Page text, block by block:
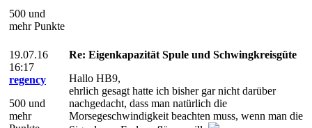
500 und
mehr Punkte
19.07.16
16:17
regency
500 und
mehr
Re: Eigenkapazität Spule und Schwingkreisgüte
Hallo HB9,
ehrlich gesagt hatte ich bisher gar nicht darüber
nachgedacht, dass man natürlich die
Morsegeschwindigkeit beachten muss, wenn man die